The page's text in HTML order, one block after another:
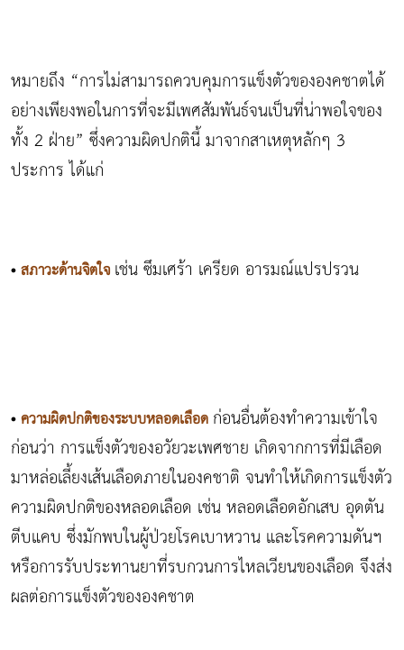
หมายถึง “การไม่สามารถควบคุมการแข็งตัวขององคชาตได้
อย่างเพียงพอในการที่จะมีเพศสัมพันธ์จนเป็นที่น่าพอใจของ
ทั้ง 2 ฝ่าย” ซึ่งความผิดปกตินี้ มาจากสาเหตุหลักๆ 3
ประการ ได้แก่
• สภาวะด้านจิตใจ เช่น ซึมเศร้า เครียด อารมณ์แปรปรวน
• ความผิดปกติของระบบหลอดเลือด ก่อนอื่นต้องทำความเข้าใจ
ก่อนว่า การแข็งตัวของอวัยวะเพศชาย เกิดจากการที่มีเลือด
มาหล่อเลี้ยงเส้นเลือดภายในองคชาติ จนทำให้เกิดการแข็งตัว
ความผิดปกติของหลอดเลือด เช่น หลอดเลือดอักเสบ อุดตัน
ตีบแคบ ซึ่งมักพบในผู้ป่วยโรคเบาหวาน และโรคความดันฯ
หรือการรับประทานยาที่รบกวนการไหลเวียนของเลือด จึงส่ง
ผลต่อการแข็งตัวขององคชาต